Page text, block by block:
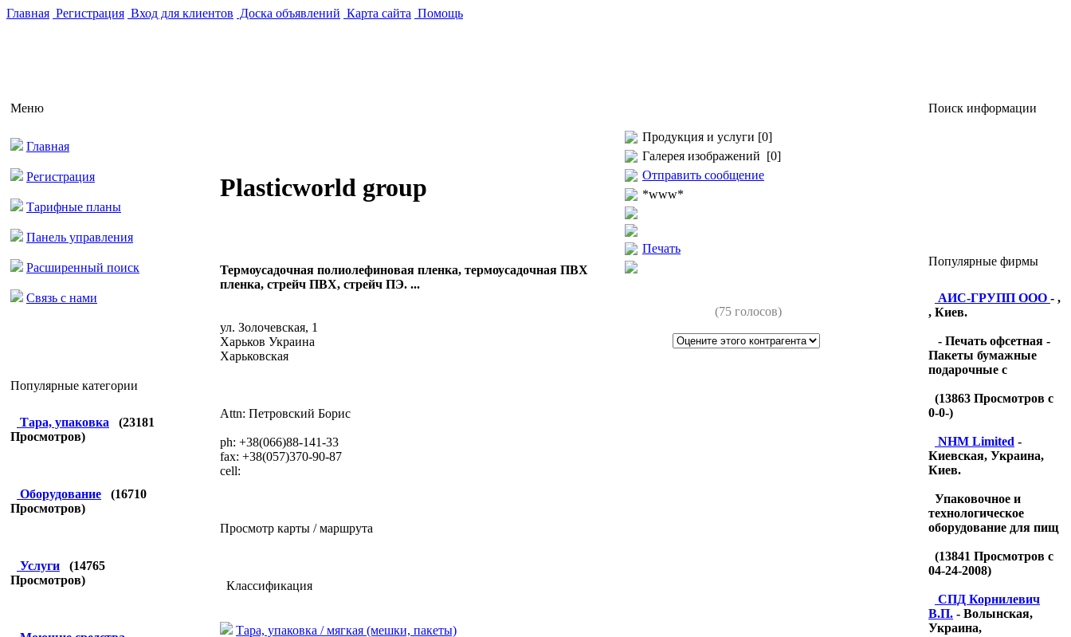
Главная Регистрация Вход для клиентов Доска объявлений Карта сайта Помощь
Меню
Главная
Регистрация
Тарифные планы
Панель управления
Расширенный поиск
Связь с нами
Популярные категории
Тара, упаковка (23181
Просмотров)
Оборудование (16710
Просмотров)
Услуги (14765
Просмотров)
Plasticworld group
Термоусадочная полиолефиновая пленка, термоусадочная ПВХ
пленка, стрейч ПВХ, стрейч ПЭ. ...
ул. Золочевская, 1
Харьков Украина
Харьковская
Attn: Петровский Борис
ph: +38(066)88-141-33
fax: +38(057)370-90-87
cell:
Просмотр карты / маршрута
Классификация
Тара, упаковка / мягкая (мешки, пакеты)
Продукция и услуги [0]
Галерея изображений [0]
Отправить сообщение
*www*
Печать
(75 голосов)
Поиск информации
Популярные фирмы
АИС-ГРУПП ООО - ,
, Киев.
- Печать офсетная -
Пакеты бумажные
подарочные с
(13863 Просмотров с
0-0-)
NHM Limited -
Киевская, Украина,
Киев.
Упаковочное и
технологическое
оборудование для пищ
(13841 Просмотров с
04-24-2008)
CПД Корнилевич
В.П. - Волынская,
Украина,